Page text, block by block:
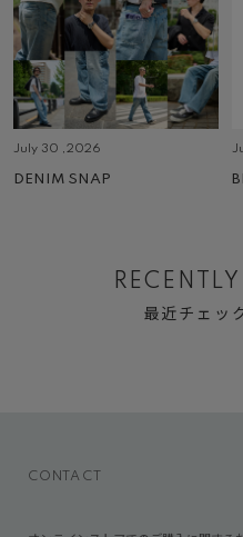
July 30 ,2026
DENIM SNAP
最近チェッ
CONTACT